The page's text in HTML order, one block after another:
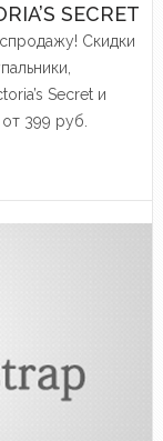
SECRET
Скидки
Secret и
399 руб.